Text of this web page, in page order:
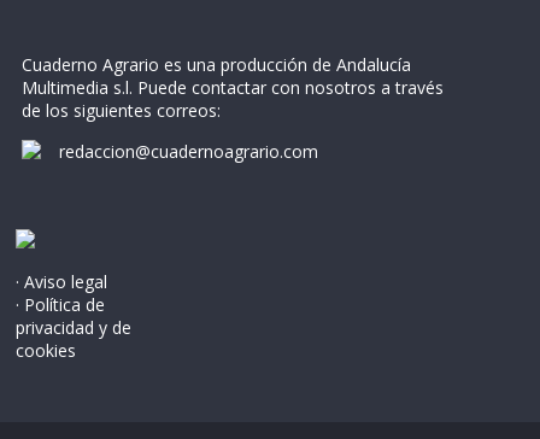
Cuaderno Agrario es una producción de Andalucía
Multimedia s.l. Puede contactar con nosotros a través
de los siguientes correos:
redaccion@cuadernoagrario.com
· Aviso legal
· Política de
privacidad y de
cookies